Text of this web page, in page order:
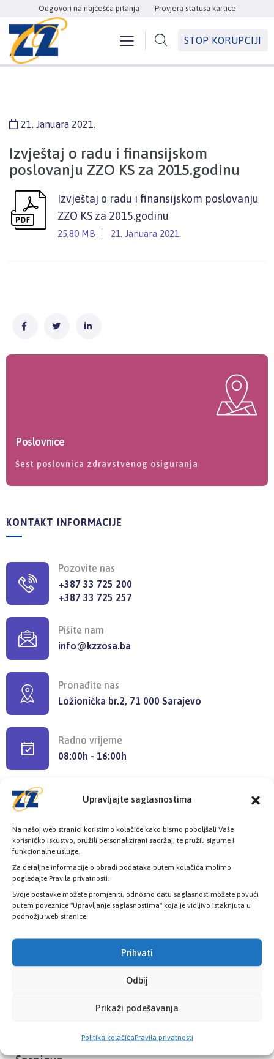
Upravljajte saglasnostima
Na našoj web stranici koristimo kolačiće kako bismo poboljšali Vaše
korisničko iskustvo, pružili personalizirani sadržaj, te pružili sigurne I
funkcionalne usluge.
Za detaljne informacije o obradi podataka putem kolačića molimo
pogledajte Pravila privatnosti.
Svoje postavke možete promjeniti, odnosno datu saglasnost možete povući
putem poveznice "Upravljanje saglasnostima" koja je vidljivo istaknjuta u
podnožju web stranice.
Prihvati
Odbij
Prikaži podešavanja
Politika kolačićaPravila privatnosti
Odgovori na najčešća pitanja Provjera statusa kartice
STOP KORUPCIJI
21. Januara 2021.
Izvještaj o radu i finansijskom
poslovanju ZZO KS za 2015.godinu
Izvještaj o radu i finansijskom poslovanju
ZZO KS za 2015.godinu
25,80 MB 21. Januara 2021.
Poslovnice
Šest poslovnica zdravstvenog osiguranja
KONTAKT INFORMACIJE
Pozovite nas
+387 33 725 200
+387 33 725 257
Pišite nam
info@kzzosa.ba
Pronađite nas
Ložionička br.2, 71 000 Sarajevo
Radno vrijeme
08:00h - 16:00h
Provjerite status vaše elektronske
zdravstvene kartice
PROVJERITE STATUS
Zavod zdravstvenog osiguranja Kantona